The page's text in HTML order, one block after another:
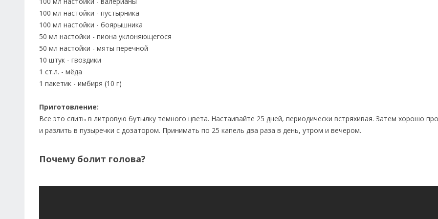
100 мл настойки - пустырника
100 мл настойки - боярышника
50 мл настойки - пиона уклоняющегося
50 мл настойки - мяты перечной
10 штук - гвоздики
1 ст.л. - мёда
1 пакетик - имбиря (10 г)
Приготовление:
Все это слить в литровую бутылку темного цвета. Настаивайте 25 дней, периодически встряхивая. Затем хорошо
и разлить в пузыречки с дозатором. Принимать по 25 капель два раза в день, утром и вечером.
Почему болит голова?